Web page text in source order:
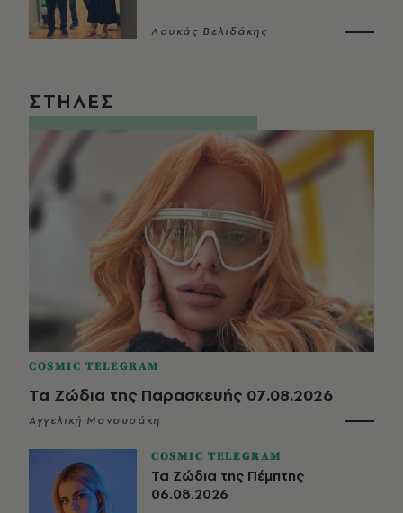
Λουκάς Βελιδάκης
ΣΤΗΛΕΣ
COSMIC TELEGRAM
Τα Ζώδια της Παρασκευής 07.08.2026
Αγγελική Μανουσάκη
COSMIC TELEGRAM
Τα Ζώδια της Πέμπτης
06.08.2026